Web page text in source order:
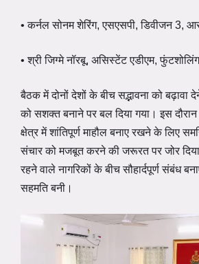
• कर्नल सोनम शेरिंग, एसएसपी, डिवीजन 3,
• श्री जिग्मे नॉरबू, असिस्टेंट एडीएम, फुंटशोलिंग
बैठक में दोनों देशों के बीच सद्भावना को
को सशक्त बनाने पर बल दिया गया। इस दौरान
क्षेत्र में शांतिपूर्ण माहौल बनाए रखने के लिए
संचार को मजबूत करने की जरूरत पर जोर
रहने वाले नागरिकों के बीच सौहार्दपूर्ण संबंध
सहमति बनी।